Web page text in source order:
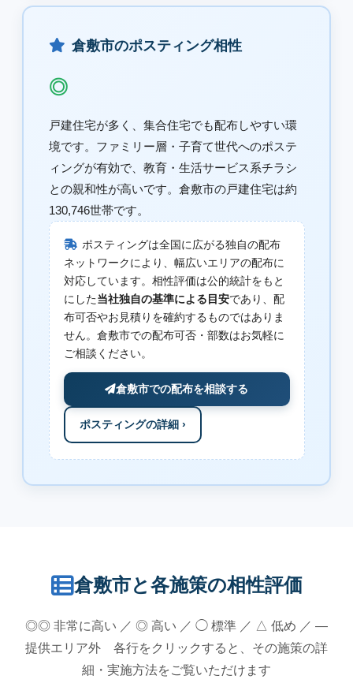
倉敷市のポスティング相性
◎
戸建住宅が多く、集合住宅でも配布しやすい環
境です。ファミリー層・子育て世代へのポステ
ィングが有効で、教育・生活サービス系チラシ
との親和性が高いです。倉敷市の戸建住宅は約
130,746世帯です。
ポスティングは全国に広がる独自の配布
ネットワークにより、幅広いエリアの配布に
対応しています。相性評価は公的統計をもと
にした当社独自の基準による目安であり、配
布可否やお見積りを確約するものではありま
せん。倉敷市での配布可否・部数はお気軽に
ご相談ください。
倉敷市での配布を相談する
ポスティングの詳細 ›
倉敷市と各施策の相性評価
◎◎ 非常に高い ／ ◎ 高い ／ ◯ 標準 ／ △ 低め ／ —
提供エリア外 各行をクリックすると、その施策の詳
細・実施方法をご覧いただけます